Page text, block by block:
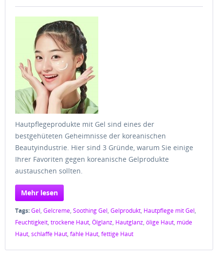
Hautpflegeprodukte mit Gel sind eines der
bestgehüteten Geheimnisse der koreanischen
Beautyindustrie. Hier sind 3 Gründe, warum Sie einige
Ihrer Favoriten gegen koreanische Gelprodukte
austauschen sollten.
Mehr lesen
Tags:Gel, Gelcreme, Soothing Gel, Gelprodukt, Hautpflege mit Gel,
Feuchtigkeit, trockene Haut, Ölglanz, Hautglanz, ölige Haut, müde
Haut, schlaffe Haut, fahle Haut, fettige Haut